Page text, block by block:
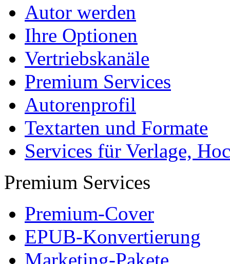
Autor werden
Ihre Optionen
Vertriebskanäle
Premium Services
Autorenprofil
Textarten und Formate
Services für Verlage,
Premium Services
Premium-Cover
EPUB-Konvertierung